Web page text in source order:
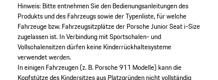
Hinweis: Bitte entnehmen Sie den Bedienungsanleitungen des
Produkts und des Fahrzeugs sowie der Typenliste, für welche
Fahrzeuge bzw. Fahrzeugsitzplätze der Porsche Junior Seat i-Size
zugelassen ist. In Verbindung mit Sportschalen- und
Vollschalensitzen dürfen keine Kinderrückhaltesysteme
verwendet werden.
In einigen Fahrzeugen (z. B. Porsche 911 Modelle) kann die
Kopfstütze des Kindersitzes aus Platzgründen nicht vollständig